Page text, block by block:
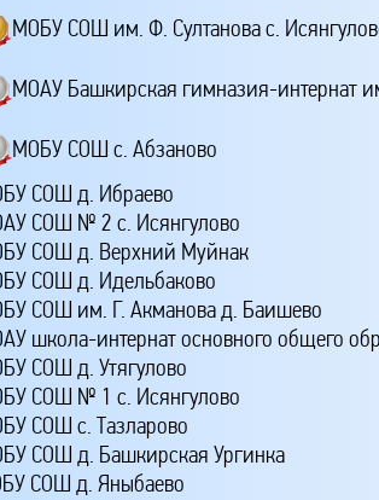
МОБУ СОШ им. Ф. Султанова с.
МОАУ Башкирская гимназия-интернат
МОБУ СОШ с. Абзаново
СОШ д. Ибраево
СОШ № 2 с. Исянгулово
СОШ д. Верхний Муйнак
СОШ д. Идельбаково
СОШ им. Г. Акманова д. Баишево
школа-интернат основного общего
СОШ д. Утягулово
СОШ № 1 с. Исянгулово
СОШ с. Тазларово
СОШ д. Башкирская Ургинка
СОШ д. Яныбаево